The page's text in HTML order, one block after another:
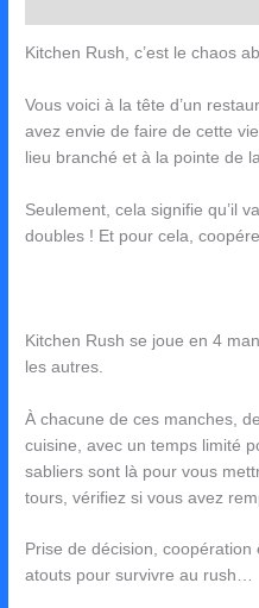
Kitchen Rush, c’est le chaos
Vous voici à la tête d’un
avez envie de faire de cette
lieu branché et à la pointe de
Seulement, cela signifie qu’il
doubles ! Et pour cela,
Kitchen Rush se joue en 4
les autres.
À chacune de ces manches,
cuisine, avec un temps limité
sabliers sont là pour vous
tours, vérifiez si vous avez
Prise de décision,
atouts pour survivre au rush…